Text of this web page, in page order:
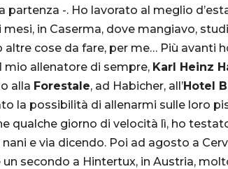
partenza -. Ho lavorato al meglio
in Caserma, dove mangiavo,
altre cose da fare, per me… Più avanti
mio allenatore di sempre, Karl Heinz
alla Forestale, ad Habicher, all’Hotel
la possibilità di allenarmi sulle loro
qualche giorno di velocità lì, ho
e via dicendo. Poi ad agosto a
secondo a Hintertux, in Austria,